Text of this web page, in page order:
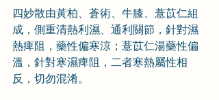
四妙散由黃柏、蒼術、牛膝、薏苡仁組
成，側重清熱利濕、通利關節，針對濕
熱痺阻，藥性偏寒涼；薏苡仁湯藥性偏
溫，針對寒濕痺阻，二者寒熱屬性相
反，切勿混淆。